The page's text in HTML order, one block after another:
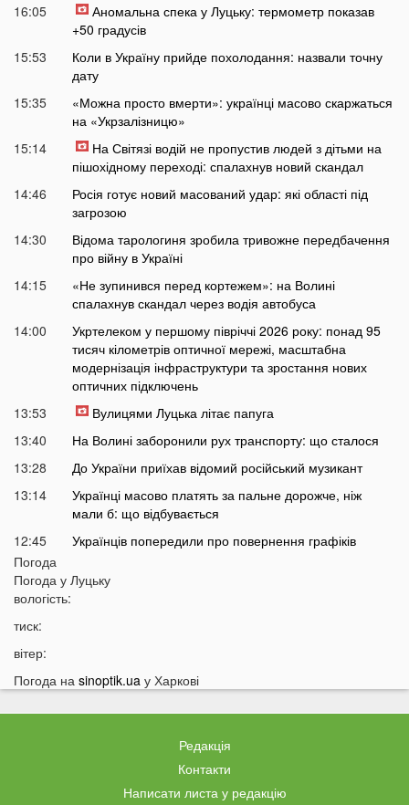
16:05
Аномальна спека у Луцьку: термометр показав
+50 градусів
15:53
Коли в Україну прийде похолодання: назвали точну
дату
15:35
«Можна просто вмерти»: українці масово скаржаться
на «Укрзалізницю»
15:14
На Світязі водій не пропустив людей з дітьми на
пішохідному переході: спалахнув новий скандал
14:46
Росія готує новий масований удар: які області під
загрозою
14:30
Відома тарологиня зробила тривожне передбачення
про війну в Україні
14:15
«Не зупинився перед кортежем»: на Волині
спалахнув скандал через водія автобуса
14:00
Укртелеком у першому півріччі 2026 року: понад 95
тисяч кілометрів оптичної мережі, масштабна
модернізація інфраструктури та зростання нових
оптичних підключень
13:53
Вулицями Луцька літає папуга
13:40
На Волині заборонили рух транспорту: що сталося
13:28
До України приїхав відомий російський музикант
13:14
Українці масово платять за пальне дорожче, ніж
мали б: що відбувається
12:45
Українців попередили про повернення графіків
12:26
Скільки українці будуть платити за кіловат світла у
12:13
11:44
У Луцьку чоловік вдарив сусіда дверима: за конфлікт
доведеться дорого заплатити
проблеми зі здоров'ям
У селах на Волині відключать газ: перелік населених
Погода
Погода у Луцьку
вологість:
тиск:
вітер:
Погода на sinoptik.ua у Харкові
Редакція
Контакти
Написати листа у редакцію